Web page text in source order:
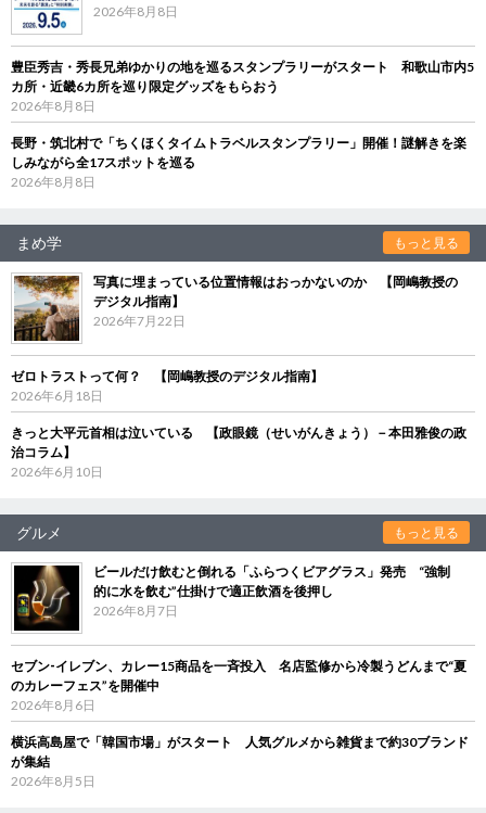
2026年8月8日
豊臣秀吉・秀長兄弟ゆかりの地を巡るスタンプラリーがスタート 和歌山市内5
カ所・近畿6カ所を巡り限定グッズをもらおう
2026年8月8日
長野・筑北村で「ちくほくタイムトラベルスタンプラリー」開催！謎解きを楽
しみながら全17スポットを巡る
2026年8月8日
まめ学 もっと見る
写真に埋まっている位置情報はおっかないのか 【岡嶋教授の
デジタル指南】
2026年7月22日
ゼロトラストって何？ 【岡嶋教授のデジタル指南】
2026年6月18日
きっと大平元首相は泣いている 【政眼鏡（せいがんきょう）－本田雅俊の政
治コラム】
2026年6月10日
グルメ もっと見る
ビールだけ飲むと倒れる「ふらつくビアグラス」発売 “強制
的に水を飲む”仕掛けで適正飲酒を後押し
2026年8月7日
セブン‐イレブン、カレー15商品を一斉投入 名店監修から冷製うどんまで“夏
のカレーフェス”を開催中
2026年8月6日
横浜高島屋で「韓国市場」がスタート 人気グルメから雑貨まで約30ブランド
が集結
2026年8月5日